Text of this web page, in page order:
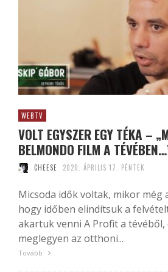
WEBTV
VOLT EGYSZER EGY TÉKA –
BELMONDO FILM A
CHEESE 2020. ÁPRILIS 17. PÉNTEK
Micsoda idők voltak, mikor még
hogy időben elindítsuk a
akartuk venni A Profit a tévéből,
meglegyen az otthoni...
Tovább